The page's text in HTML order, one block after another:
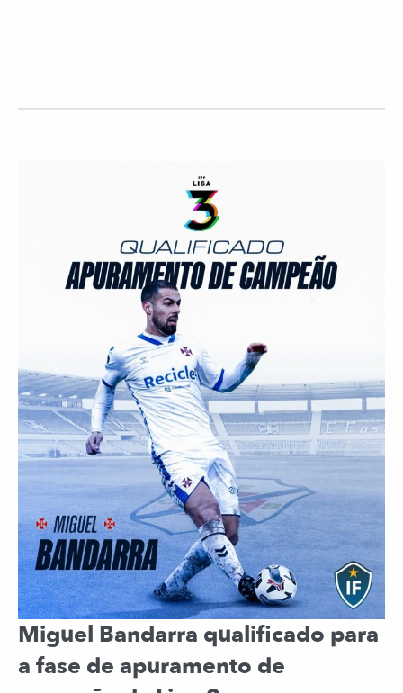
Miguel Bandarra qualificado para
a fase de apuramento de